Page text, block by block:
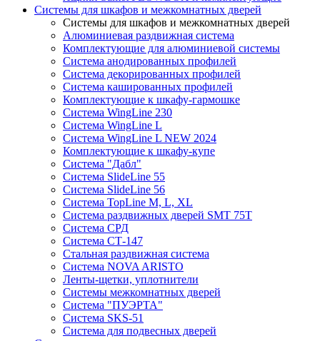
Системы для шкафов и межкомнатных дверей
Системы для шкафов и межкомнатных дверей
Алюминиевая раздвижная система
Комплектующие для алюминиевой системы
Система анодированных профилей
Система декорированных профилей
Система кашированных профилей
Комплектующие к шкафу-гармошке
Система WingLine 230
Система WingLine L
Система WingLine L NEW 2024
Комплектующие к шкафу-купе
Система "Дабл"
Система SlideLine 55
Система SlideLine 56
Система TopLine M, L, XL
Система раздвижных дверей SMT 75T
Система СРД
Система СТ-147
Стальная раздвижная система
Система NOVA ARISTO
Ленты-щетки, уплотнители
Системы межкомнатных дверей
Система "ПУЭРТА"
Система SKS-51
Система для подвесных дверей